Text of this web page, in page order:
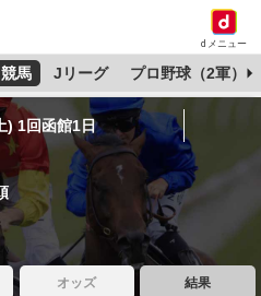
dメニュー
競馬 Jリーグ プロ野球（2軍）
) 1回函館1日
オッズ 結果